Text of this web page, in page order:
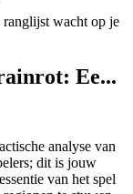
ranglijst wacht op je
Ee...
analyse van
dit is jouw
van het spel